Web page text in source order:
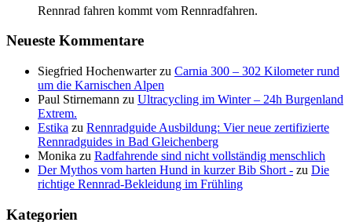
Rennrad fahren kommt vom Rennradfahren.
Neueste Kommentare
Siegfried Hochenwarterzu Carnia 300 – 302 Kilometer rund
um die Karnischen Alpen
Paul Stirnemann zu Ultracycling im Winter – 24h Burgenland
Extrem.
Estika zu Rennradguide Ausbildung: Vier neue zertifizierte
Rennradguides in Bad Gleichenberg
Monika zu Radfahrende sind nicht vollständig menschlich
Der Mythos vom harten Hund in kurzer Bib Short - zu Die
richtige Rennrad-Bekleidung im Frühling
Kategorien